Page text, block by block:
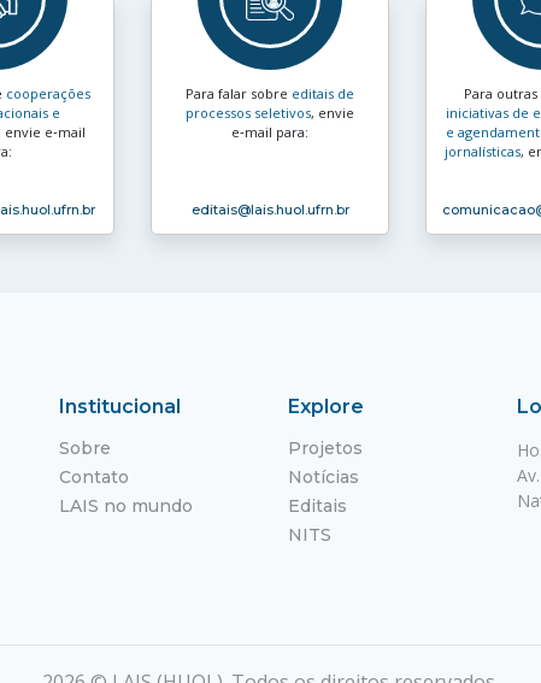
cooperações
e
envie e‑mail
Para falar sobre editais de
processos seletivos, envie
e‑mail para:
editais@lais.huol.ufrn.br
Para outras
iniciativas de
e
jornalísticas,
comunicacao
Institucional
Sobre
Contato
LAIS no mundo
Explore
Projetos
Notícias
Editais
NITS